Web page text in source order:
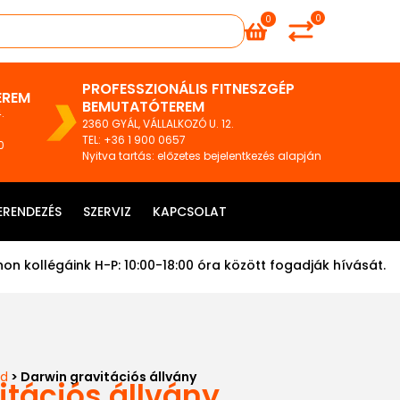
0 0
PROFESSZIONÁLIS FITNESZGÉP
BEMUTATÓTEREM
2360 GYÁL, VÁLLALKOZÓ U. 12.
TEL: +36 1 900 0657
Nyitva tartás: előzetes bejelentkezés alapján
SZERVIZ KAPCSOLAT
kollégáink H-P: 10:00-18:00 óra között fogadják hívását.
> Darwin gravitációs állvány